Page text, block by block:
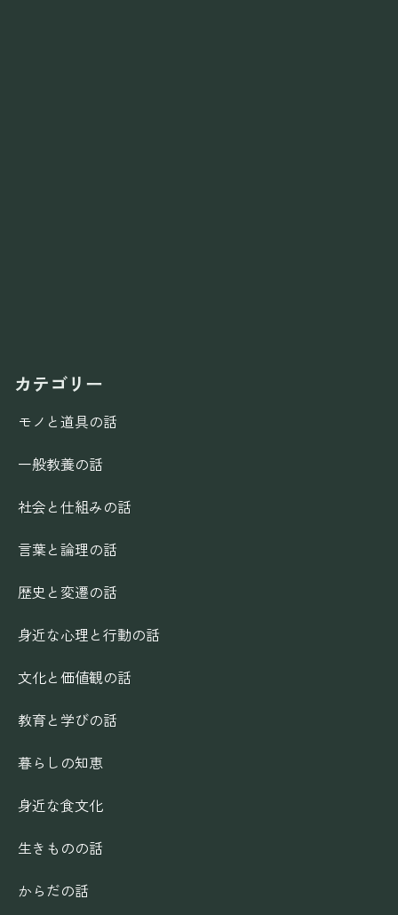
カテゴリー
モノと道具の話
一般教養の話
社会と仕組みの話
言葉と論理の話
歴史と変遷の話
身近な心理と行動の話
文化と価値観の話
教育と学びの話
暮らしの知恵
身近な食文化
生きものの話
からだの話